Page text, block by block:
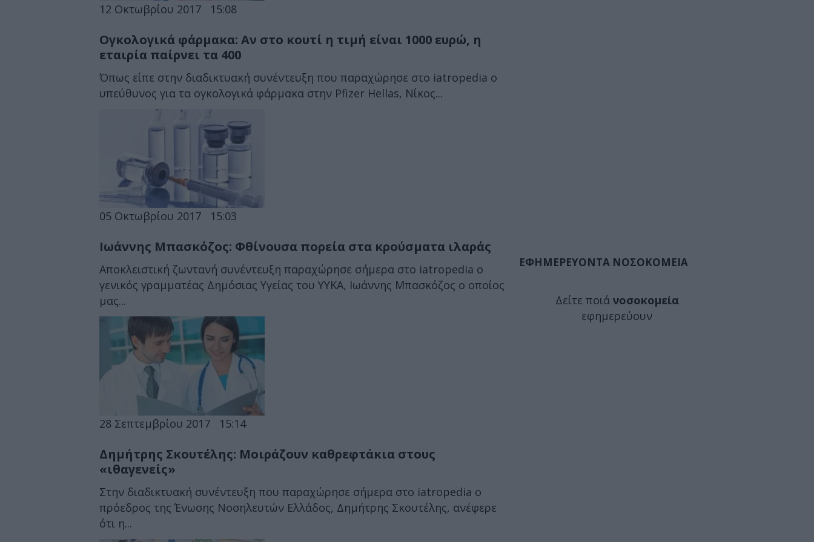
12 Οκτωβρίου 2017 15:08
Ογκολογικά φάρμακα: Αν στο κουτί η τιμή είναι 1000 ευρώ, η
εταιρία παίρνει τα 400
Όπως είπε στην διαδικτυακή συνέντευξη που παραχώρησε στο iatropedia ο
υπεύθυνος για τα ογκολογικά φάρμακα στην Pfizer Hellas, Νίκος...
05 Οκτωβρίου 2017 15:03
Ιωάννης Μπασκόζος: Φθίνουσα πορεία στα κρούσματα ιλαράς
Αποκλειστική ζωντανή συνέντευξη παραχώρησε σήμερα στο iatropedia ο
γενικός γραμματέας Δημόσιας Υγείας του ΥΥΚΑ, Ιωάννης Μπασκόζος ο οποίος
μας...
28 Σεπτεμβρίου 2017 15:14
Δημήτρης Σκουτέλης: Μοιράζουν καθρεφτάκια στους
«ιθαγενείς»
Στην διαδικτυακή συνέντευξη που παραχώρησε σήμερα στο iatropedia ο
πρόεδρος της Ένωσης Νοσηλευτών Ελλάδος, Δημήτρης Σκουτέλης, ανέφερε
ότι η...
ΕΦΗΜΕΡΕΥΟΝΤΑ ΝΟΣΟΚΟΜΕΙΑ
Δείτε ποιά νοσοκομεία
εφημερεύουν